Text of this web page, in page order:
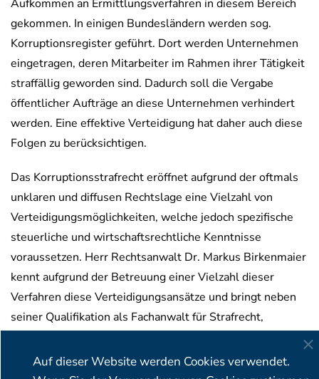
Auf dieser Website werden Cookies verwendet.
Aufkommen an Ermittlungsverfahren in diesem Bereich
gekommen. In einigen Bundesländern werden sog.
Korruptionsregister geführt. Dort werden Unternehmen
eingetragen, deren Mitarbeiter im Rahmen ihrer Tätigkeit
straffällig geworden sind. Dadurch soll die Vergabe
öffentlicher Aufträge an diese Unternehmen verhindert
werden. Eine effektive Verteidigung hat daher auch diese
Folgen zu berücksichtigen.
Das Korruptionsstrafrecht eröffnet aufgrund der oftmals
unklaren und diffusen Rechtslage eine Vielzahl von
Verteidigungsmöglichkeiten, welche jedoch spezifische
steuerliche und wirtschaftsrechtliche Kenntnisse
voraussetzen. Herr Rechtsanwalt Dr. Markus Birkenmaier
kennt aufgrund der Betreuung einer Vielzahl dieser
Verfahren diese Verteidigungsansätze und bringt neben
seiner Qualifikation als Fachanwalt für Strafrecht,
auch die erforderlichen steuerlichen und wirtschaftlichen